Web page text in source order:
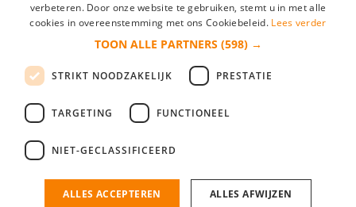
*
login gegevens onthouden
login
Bedrijf aanmelden
nieuwe collega/werknemer zo gevonden!
verbeteren. Door onze website te gebruiken, stemt u in met alle
cookies in overeenstemming met ons Cookiebeleid. Lees verder
TOON ALLE PARTNERS (598) →
STRIKT NOODZAKELIJK PRESTATIE
TARGETING FUNCTIONEEL
NIET-GECLASSIFICEERD
ALLES ACCEPTEREN ALLES AFWIJZEN